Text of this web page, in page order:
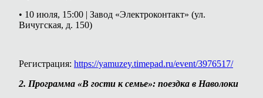
• 10 июля, 15:00 | Завод «Электроконтакт» (ул.
Вичугская, д. 150)
Регистрация: https://yamuzey.timepad.ru/event/3976517/
2. Программа «В гости к семье»: поездка в Наволоки